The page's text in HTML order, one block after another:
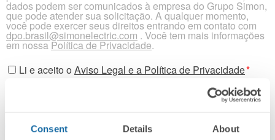
Consent Details About
dados podem ser comunicados à empresa do Grupo Simon,
que pode atender sua solicitação. A qualquer momento,
você pode exercer seus direitos entrando em contato com
dpo.brasil@simonelectric.com . Você tem mais informações
em nossaPolítica de Privacidade.
Li e aceito oAviso Legal e a Política de Privacidade*